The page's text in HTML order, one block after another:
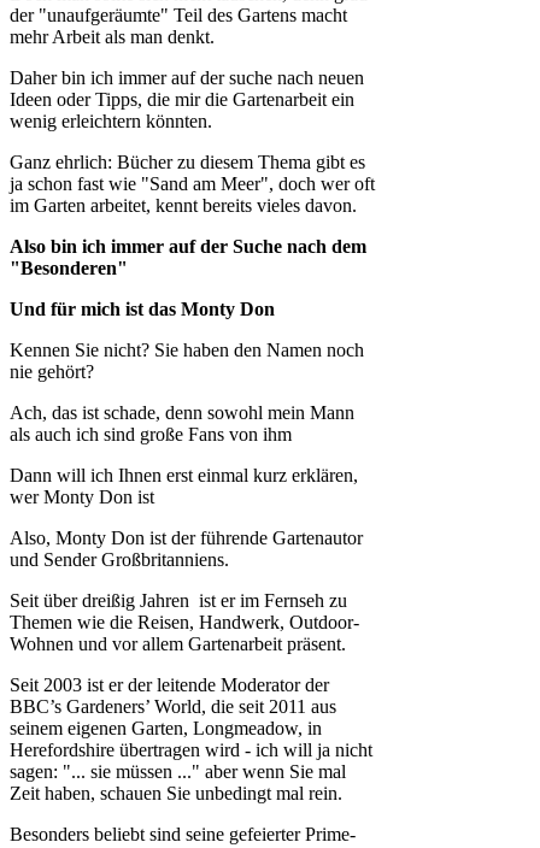
der "unaufgeräumte" Teil des Gartens macht
mehr Arbeit als man denkt.
Daher bin ich immer auf der suche nach neuen
Ideen oder Tipps, die mir die Gartenarbeit ein
wenig erleichtern könnten.
Ganz ehrlich: Bücher zu diesem Thema gibt es
ja schon fast wie "Sand am Meer", doch wer oft
im Garten arbeitet, kennt bereits vieles davon.
Also bin ich immer auf der Suche nach dem
"Besonderen"
Und für mich ist das Monty Don
Kennen Sie nicht? Sie haben den Namen noch
nie gehört?
Ach, das ist schade, denn sowohl mein Mann
als auch ich sind große Fans von ihm
Dann will ich Ihnen erst einmal kurz erklären,
wer Monty Don ist
Also, Monty Don ist der führende Gartenautor
und Sender Großbritanniens.
Seit über dreißig Jahren ist er im Fernseh zu
Themen wie die Reisen, Handwerk, Outdoor-
Wohnen und vor allem Gartenarbeit präsent.
Seit 2003 ist er der leitende Moderator der
BBC’s Gardeners’ World, die seit 2011 aus
seinem eigenen Garten, Longmeadow, in
Herefordshire übertragen wird - ich will ja nicht
sagen: "... sie müssen ..." aber wenn Sie mal
Zeit haben, schauen Sie unbedingt mal rein.
Besonders beliebt sind seine gefeierter Prime-